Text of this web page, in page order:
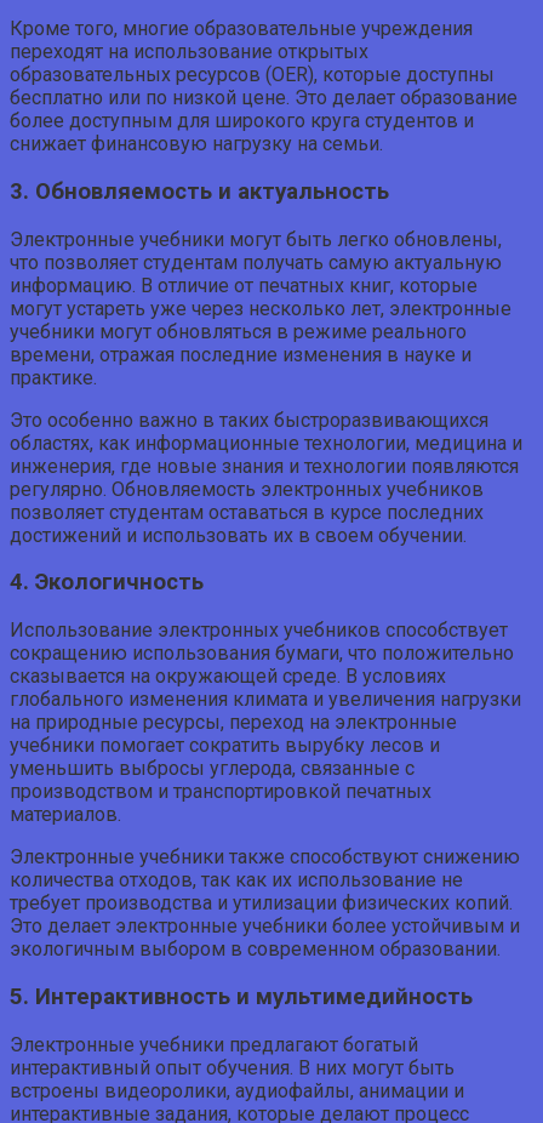
Кроме того, многие образовательные учреждения
переходят на использование открытых
образовательных ресурсов (OER), которые доступны
бесплатно или по низкой цене. Это делает образование
более доступным для широкого круга студентов и
снижает финансовую нагрузку на семьи.
3. Обновляемость и актуальность
Электронные учебники могут быть легко обновлены,
что позволяет студентам получать самую актуальную
информацию. В отличие от печатных книг, которые
могут устареть уже через несколько лет, электронные
учебники могут обновляться в режиме реального
времени, отражая последние изменения в науке и
практике.
Это особенно важно в таких быстроразвивающихся
областях, как информационные технологии, медицина и
инженерия, где новые знания и технологии появляются
регулярно. Обновляемость электронных учебников
позволяет студентам оставаться в курсе последних
достижений и использовать их в своем обучении.
4. Экологичность
Использование электронных учебников способствует
сокращению использования бумаги, что положительно
сказывается на окружающей среде. В условиях
глобального изменения климата и увеличения нагрузки
на природные ресурсы, переход на электронные
учебники помогает сократить вырубку лесов и
уменьшить выбросы углерода, связанные с
производством и транспортировкой печатных
материалов.
Электронные учебники также способствуют снижению
количества отходов, так как их использование не
требует производства и утилизации физических копий.
Это делает электронные учебники более устойчивым и
экологичным выбором в современном образовании.
5. Интерактивность и мультимедийность
Электронные учебники предлагают богатый
интерактивный опыт обучения. В них могут быть
встроены видеоролики, аудиофайлы, анимации и
интерактивные задания, которые делают процесс